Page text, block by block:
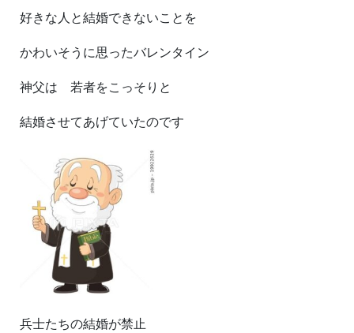
好きな人と結婚できないことを
かわいそうに思ったバレンタイン
神父は 若者をこっそりと
結婚させてあげていたのです
兵士たちの結婚が禁止